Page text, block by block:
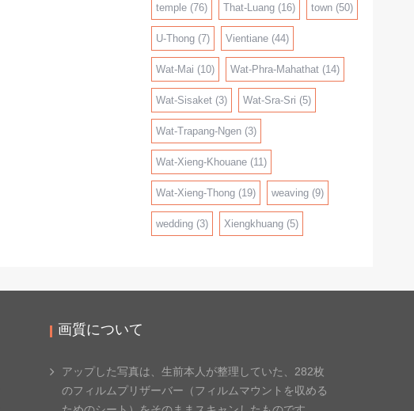
temple (76) That-Luang (16) town (50)
U-Thong (7) Vientiane (44)
Wat-Mai (10) Wat-Phra-Mahathat (14)
Wat-Sisaket (3) Wat-Sra-Sri (5)
Wat-Trapang-Ngen (3)
Wat-Xieng-Khouane (11)
Wat-Xieng-Thong (19) weaving (9)
wedding (3) Xiengkhuang (5)
画質について
アップした写真は、生前本人が整理していた、 282枚
のフィルムプリザーバー（フィルムマウントを収める